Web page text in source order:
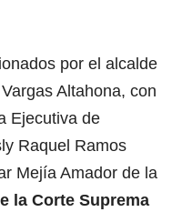
por el alcalde
Altahona, con
Ejecutiva de
Raquel Ramos
Mejía Amador de la
la Corte Suprema